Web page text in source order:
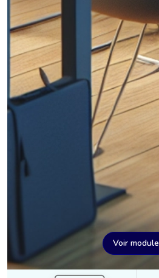
Voir module